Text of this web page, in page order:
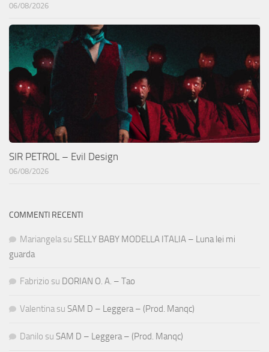
06/08/2026
SIR PETROL – Evil Design
06/08/2026
COMMENTI RECENTI
Mariangela su SELLY BABY MODELLA ITALIA – Luna lei mi
guarda
Fabrizio su DORIAN O. A. – Tao
Valentina su SAM D – Leggera – (Prod. Manqc)
Danilo su SAM D – Leggera – (Prod. Manqc)